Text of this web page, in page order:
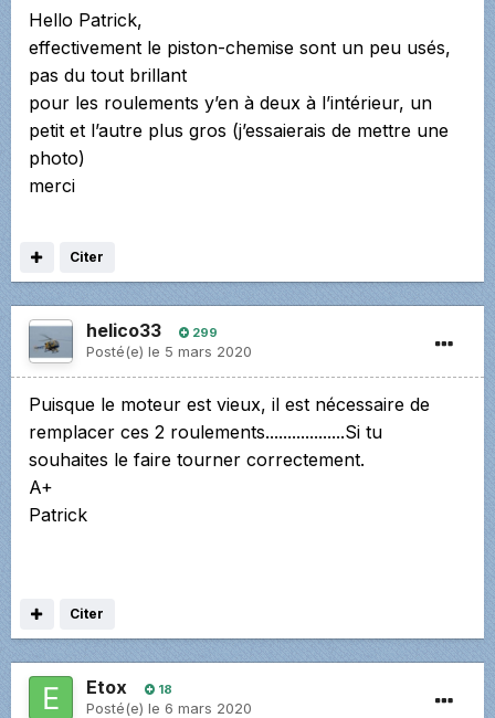
Hello Patrick,
effectivement le piston-chemise sont un peu usés,
pas du tout brillant
pour les roulements y’en à deux à l’intérieur, un
petit et l’autre plus gros (j’essaierais de mettre une
photo)
merci
Citer
helico33 299
Posté(e) le 5 mars 2020
Puisque le moteur est vieux, il est nécessaire de
remplacer ces 2 roulements..................Si tu
souhaites le faire tourner correctement.
A+
Patrick
Citer
Etox 18
Posté(e) le 6 mars 2020